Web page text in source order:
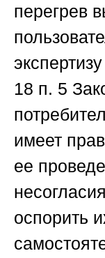
перегрев
18 п. 5
имеет
ее
оспорить